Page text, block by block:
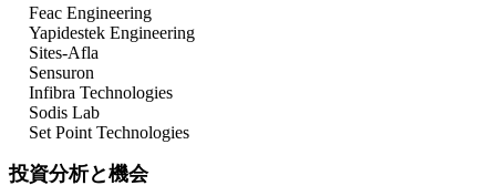
Feac Engineering
Yapidestek Engineering
Sites-Afla
Sensuron
Infibra Technologies
Sodis Lab
Set Point Technologies
投資分析と機会